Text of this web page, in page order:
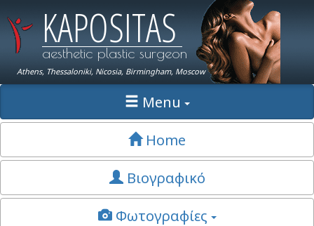
KAPOSITAS
aesthetic plastic surgeon
Athens, Thessaloniki, Nicosia, Birmingham, Moscow
Menu
Home
Βιογραφικό
Φωτογραφίες